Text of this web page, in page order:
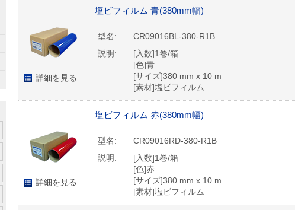
詳細を見る
塩ビフィルム 青(380mm幅)
型名:
CR09016BL-380-R1B
説明:
[入数]1巻/箱
[色]青
[サイズ]380 mm x 10 m
[素材]塩ビフィルム
[表面基材の厚さ]62 μm
詳細を見る
塩ビフィルム 赤(380mm幅)
型名:
CR09016RD-380-R1B
説明:
[入数]1巻/箱
[色]赤
[サイズ]380 mm x 10 m
[素材]塩ビフィルム
[表面基材の厚さ]62 μm